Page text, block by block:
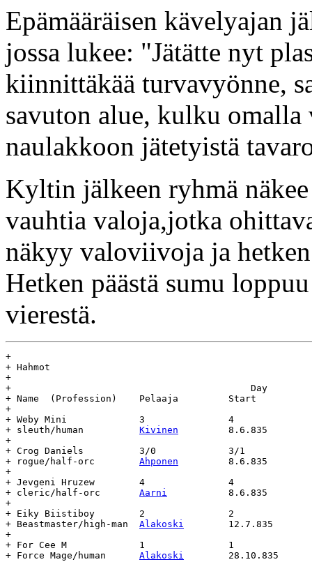
Epämääräisen kävelyajan
jossa lukee: "Jätätte nyt
kiinnittäkää turvavyönne,
savuton alue, kulku omalla
naulakkoon jätetyistä
Kyltin jälkeen ryhmä
vauhtia valoja,jotka
näkyy valoviivoja ja
Hetken päästä sumu
vierestä.
+
+ Hahmot
+
+					    Day				Age
+ Name	(Profession)	Pelaaja		Start		End		(days)
+
+ Weby Mini		3		4
Kivinen
+
+ Crog Daniels		3/0		3/1
Ahponen
+
+ Jevgeni Hruzew	4		4
Aarni
+
+ Eiky Biistiboy	2		2
Alakoski
+
+ For Cee M		1		1
Alakoski